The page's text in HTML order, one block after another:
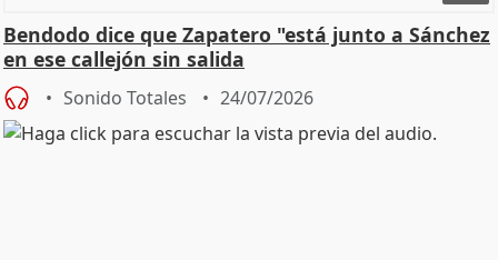
Bendodo dice que Zapatero "está junto a Sánchez
en ese callejón sin salida
Sonido Totales 24/07/2026